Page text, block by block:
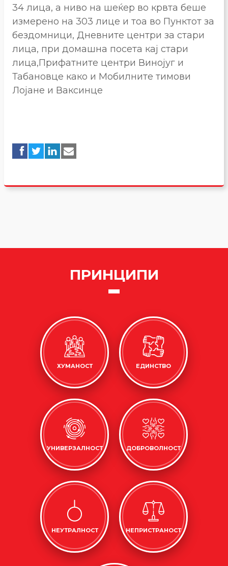
34 лица, а ниво на шеќер во крвта беше
измерено на 303 лицe и тоа во Пунктот за
бездомници, Дневните центри за стари
лица, при домашна посета кај стари
лица,Прифатните центри Винојуг и
Табановце како и Мобилните тимови
Лојане и Ваксинце
ПРИНЦИПИ
ХУМАНОСТ ЕДИНСТВО
УНИВЕРЗАЛНОСТ ДОБРОВОЛНОСТ
НЕУТРАЛНОСТ НЕПРИСТРАНОСТ